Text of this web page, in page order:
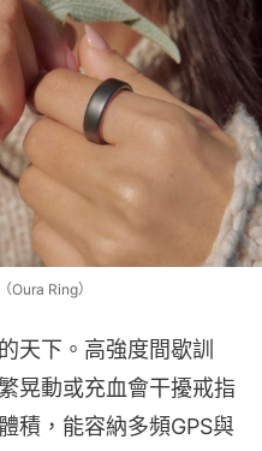
Oura Ring）
天下。高強度間歇訓
晃動或充血會干擾戒指
積，能容納多頻GPS與